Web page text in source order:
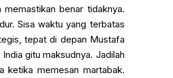
benar tidaknya.
Sisa waktu yang terbatas
tepat di depan Mustafa
gitu maksudnya. Jadilah
ketika memesan martabak.